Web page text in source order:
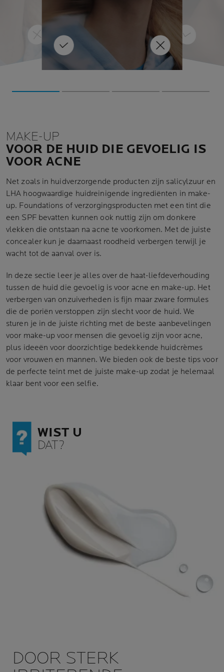
zijn
je dan het geïnfecteerde
haarzakje kunt beschadigen
zodat de ontsteking erger wordt.
Met je vingernagels kun je zelfs
een nieuwe infectie
veroorzaken. Puistjes uitknijpen
doet alleen maar pijn en kun je
LEER MEER
waardoor je
e
eel. In plaats
LEER MEER
MAKE-UP
VOOR DE HUID DIE GEVOELIG IS
VOOR ACNE
Net zoals in huidverzorgende producten zijn salicylzuur en
LHA hoogwaardige huidreinigende ingrediënten in make-
up. Foundations of verzorgingsproducten met een tint die
een SPF bevatten kunnen ook nuttig zijn om donkere
vlekken die ontstaan na acne te voorkomen. Met de juiste
concealer kun je daarnaast roodheid verbergen terwijl je
wacht tot de aanval over is.
In deze sectie leer je alles over de haat-liefdeverhouding
tussen de huid die gevoelig is voor acne en make-up. Het
verbergen van onzuiverheden is fijn maar zware formules
die de poriën verstoppen zijn slecht voor de huid. We
sturen je in de juiste richting met de beste aanbevelingen
voor make-up voor mensen die gevoelig zijn voor acne,
plus ideeën voor doorzichtige bedekkende huidcrèmes
voor vrouwen en mannen. We bieden ook de beste tips voor
de perfecte teint met de juiste make-up zodat je helemaal
klaar bent voor een selfie.
WIST U
DAT?
DOOR STERK